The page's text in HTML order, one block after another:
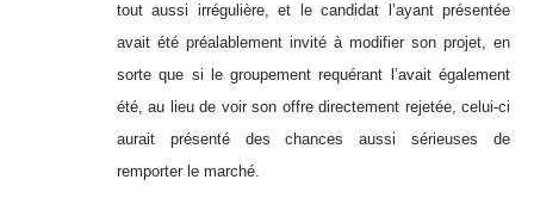
tout aussi irrégulière, et le candidat l’ayant présentée
avait été préalablement invité à modifier son projet, en
sorte que si le groupement requérant l’avait également
été, au lieu de voir son offre directement rejetée, celui-ci
aurait présenté des chances aussi sérieuses de
remporter le marché.